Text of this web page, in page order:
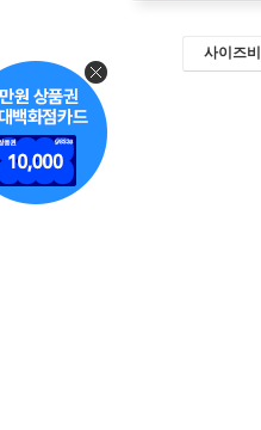
사이즈